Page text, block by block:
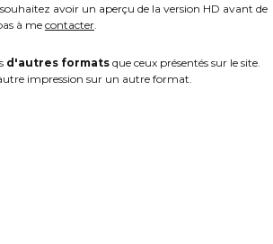
avoir un aperçu de la version HD avant de
à me contacter.
d'autres formats que ceux présentés sur le site.
impression sur un autre format.